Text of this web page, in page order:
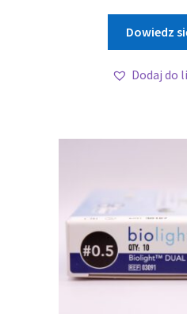
Dowiedz
Dodaj do